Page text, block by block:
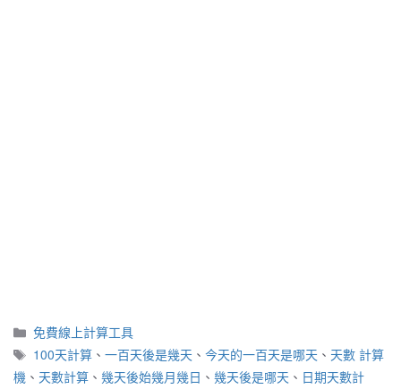
分
類
免費線上計算工具
標
籤
100天計算 、一百天後是幾天 、今天的一百天是哪天 、 天數 計算
機 、 天數計算 、 幾天後始幾月幾日 、 幾天後是哪天 、 日期天數計